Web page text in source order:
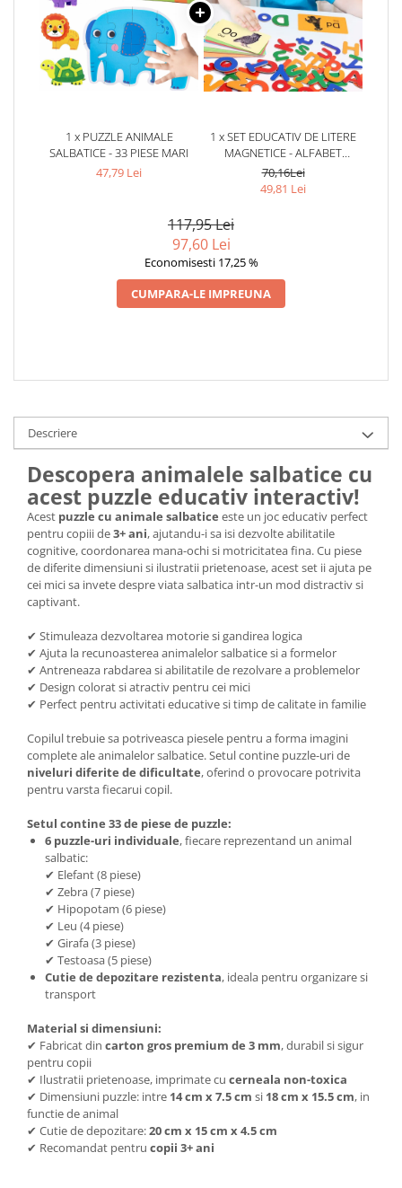
1 x PUZZLE ANIMALE
SALBATICE - 33 PIESE MARI
47,79 Lei
1 x SET EDUCATIV DE LITERE
MAGNETICE - ALFABET
COLORAT PENTRU COPII
70,16Lei
49,81 Lei
117,95 Lei
97,60 Lei
Economisesti 17,25 %
CUMPARA-LE IMPREUNA
Descriere
Descopera animalele salbatice cu
acest puzzle educativ interactiv!
Acest puzzle cu animale salbatice este un joc educativ perfect
pentru copiii de3+ ani, ajutandu-i sa isi dezvolte abilitatile
cognitive, coordonarea mana-ochi si motricitatea fina. Cu piese
de diferite dimensiuni si ilustratii prietenoase, acest set ii ajuta pe
cei mici sa invete despre viata salbatica intr-un mod distractiv si
captivant.
✔ Stimuleaza dezvoltarea motorie si gandirea logica
✔ Ajuta la recunoasterea animalelor salbatice si a formelor
✔ Antreneaza rabdarea si abilitatile de rezolvare a problemelor
✔ Design colorat si atractiv pentru cei mici
✔ Perfect pentru activitati educative si timp de calitate in familie
Copilul trebuie sa potriveasca piesele pentru a forma imagini
complete ale animalelor salbatice. Setul contine puzzle-uri de
niveluri diferite de dificultate, oferind o provocare potrivita
pentru varsta fiecarui copil.
Setul contine 33 de piese de puzzle:
6 puzzle-uri individuale, fiecare reprezentand un animal
salbatic:
✔ Elefant (8 piese)
✔ Zebra (7 piese)
✔ Hipopotam (6 piese)
✔ Leu (4 piese)
✔ Girafa (3 piese)
✔ Testoasa (5 piese)
Cutie de depozitare rezistenta, ideala pentru organizare si
transport
Material si dimensiuni:
✔ Fabricat din carton gros premium de 3 mm, durabil si sigur
pentru copii
✔ Ilustratii prietenoase, imprimate cu cerneala non-toxica
✔ Dimensiuni puzzle: intre 14 cm x 7.5 cm si 18 cm x 15.5 cm, in
functie de animal
✔ Cutie de depozitare:20 cm x 15 cm x 4.5 cm
✔ Recomandat pentru copii 3+ ani